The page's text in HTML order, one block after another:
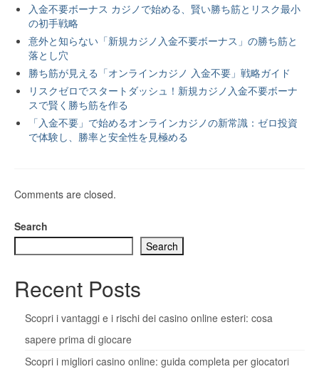
入金不要ボーナス カジノで始める、賢い勝ち筋とリスク最小
の初手戦略
意外と知らない「新規カジノ入金不要ボーナス」の勝ち筋と
落とし穴
勝ち筋が見える「オンラインカジノ 入金不要」戦略ガイド
リスクゼロでスタートダッシュ！新規カジノ入金不要ボーナ
スで賢く勝ち筋を作る
「入金不要」で始めるオンラインカジノの新常識：ゼロ投資
で体験し、勝率と安全性を見極める
Comments are closed.
Search
Search
Recent Posts
Scopri i vantaggi e i rischi dei casino online esteri: cosa
sapere prima di giocare
Scopri i migliori casino online: guida completa per giocatori